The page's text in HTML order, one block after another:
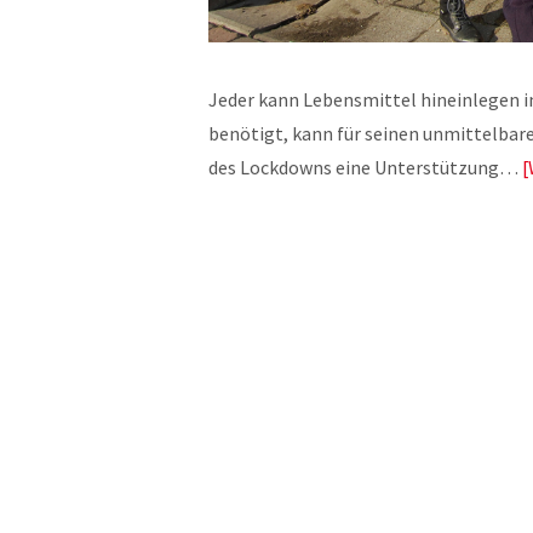
Jeder kann Lebensmittel hineinlegen
benötigt, kann für seinen
des Lockdowns eine Unterstützung…